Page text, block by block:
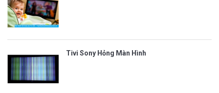
Tivi Sony Hỏng Màn Hình